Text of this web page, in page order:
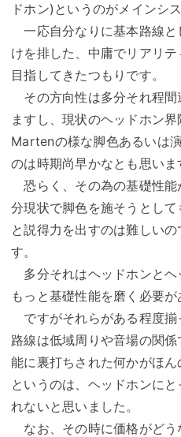
ドホン)というのがメインシ
一応自分なりに基本路線と
けを排した、中庸でリアリ
目指してきたつもりです。
その方向性は多分それ程間
ますし、現状のヘッドホン
Martenの様な脚色あるいは
のは時期尚早かなとも思いま
恐らく、その為の基礎性能
分現状で脚色を施そうとし
と説得力を出すのは難しい
す。
多分それはヘッドホンとヘ
もっと基礎性能を磨く必要が
ですがそれらがある程度揃
路線は低域周りや音場の関
能に裏打ちされた何かがほ
というのは、ヘッドホンに
れないと思いました。
なお、その時に価格がどう